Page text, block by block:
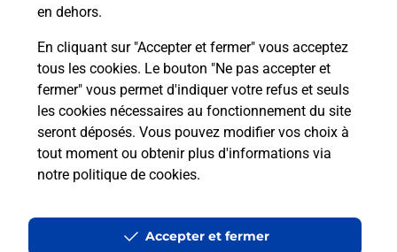
en dehors.
En cliquant sur "Accepter et fermer" vous acceptez
tous les cookies. Le bouton "Ne pas accepter et
fermer" vous permet d'indiquer votre refus et seuls
les cookies nécessaires au fonctionnement du site
seront déposés. Vous pouvez modifier vos choix à
tout moment ou obtenir plus d'informations via
notre politique de cookies.
Accepter et fermer
Localiser Liste Boîtes aux lettres Haut-Rhin Merxheim
Accessibilité : partiellement conforme